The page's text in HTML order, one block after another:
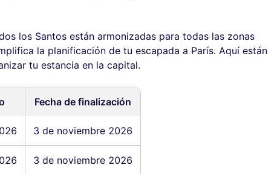
los Santos están armonizadas para todas las zonas
la planificación de tu escapada a París. Aquí están
tu estancia en la capital.
Fecha de finalización
3 de noviembre 2026
3 de noviembre 2026